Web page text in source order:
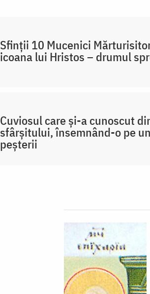
Sfinții 10 Mucenici
icoana lui Hristos – drumul
Cuviosul care și-a cunoscut
sfârșitului, însemnând-o pe
peșterii